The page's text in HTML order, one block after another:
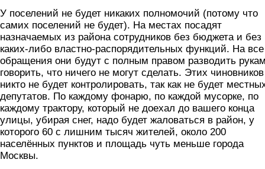
У поселений не будет никаких полномочий (потому что
самих поселений не будет). На местах посадят
назначаемых из района сотрудников без бюджета и без
каких-либо властно-распорядительных функций. На все
обращения они будут с полным правом разводить
говорить, что ничего не могут сделать. Этих чиновников
никто не будет контролировать, так как не будет
депутатов. По каждому фонарю, по каждой мусорке, по
каждому трактору, который не доехал до вашего конца
улицы, убирая снег, надо будет жаловаться в район, у
которого 60 с лишним тысяч жителей, около 200
населённых пунктов и площадь чуть меньше города
Москвы.